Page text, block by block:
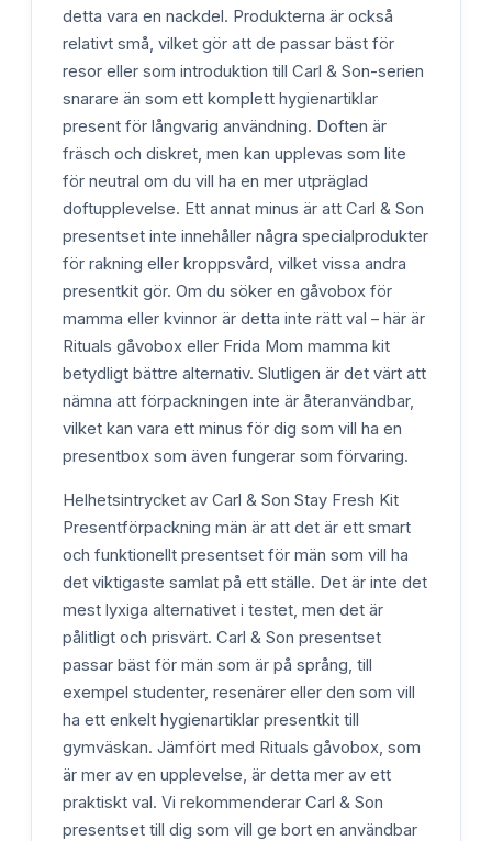
detta vara en nackdel. Produkterna är också
relativt små, vilket gör att de passar bäst för
resor eller som introduktion till Carl & Son-serien
snarare än som ett komplett hygienartiklar
present för långvarig användning. Doften är
fräsch och diskret, men kan upplevas som lite
för neutral om du vill ha en mer utpräglad
doftupplevelse. Ett annat minus är att Carl & Son
presentset inte innehåller några specialprodukter
för rakning eller kroppsvård, vilket vissa andra
presentkit gör. Om du söker en gåvobox för
mamma eller kvinnor är detta inte rätt val – här är
Rituals gåvobox eller Frida Mom mamma kit
betydligt bättre alternativ. Slutligen är det värt att
nämna att förpackningen inte är återanvändbar,
vilket kan vara ett minus för dig som vill ha en
presentbox som även fungerar som förvaring.
Helhetsintrycket av Carl & Son Stay Fresh Kit
Presentförpackning män är att det är ett smart
och funktionellt presentset för män som vill ha
det viktigaste samlat på ett ställe. Det är inte det
mest lyxiga alternativet i testet, men det är
pålitligt och prisvärt. Carl & Son presentset
passar bäst för män som är på språng, till
exempel studenter, resenärer eller den som vill
ha ett enkelt hygienartiklar presentkit till
gymväskan. Jämfört med Rituals gåvobox, som
är mer av en upplevelse, är detta mer av ett
praktiskt val. Vi rekommenderar Carl & Son
presentset till dig som vill ge bort en användbar